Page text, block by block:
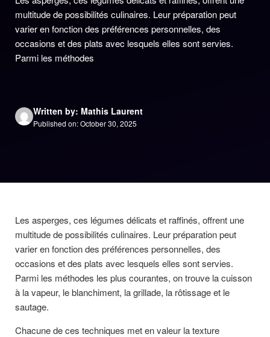
multitude de possibilités culinaires. Leur préparation peut
varier en fonction des préférences personnelles, des
occasions et des plats avec lesquels elles sont servies.
Parmi les méthodes
Written by: Mathis Laurent
Published on: October 30, 2025
Les asperges, ces légumes délicats et raffinés, offrent une
multitude de possibilités culinaires. Leur préparation peut
varier en fonction des préférences personnelles, des
occasions et des plats avec lesquels elles sont servies.
Parmi les méthodes les plus courantes, on trouve la cuisson
à la vapeur, le blanchiment, la grillade, la rôtissage et le
sautage.
Chacune de ces techniques met en valeur la texture